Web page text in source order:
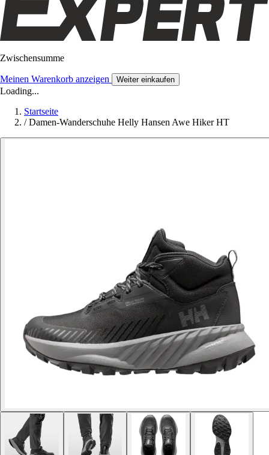
Zwischensumme
Meinen Warenkorb anzeigen Weiter einkaufen
Loading...
Startseite
/ Damen-Wanderschuhe Helly Hansen Awe Hiker HT